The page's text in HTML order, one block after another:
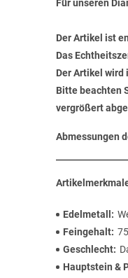
Für unseren
Der Artikel ist
Das
Der Artikel wird
Bitte beachten
vergrößert
Abmessungen
Edelmetall
Feingehalt
Geschlecht
Hauptstein &